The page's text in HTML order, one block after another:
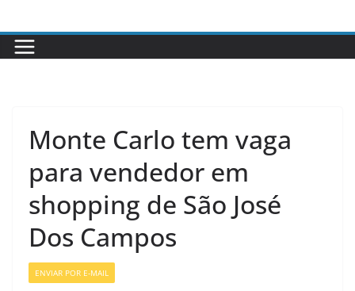
para
o
Monte Carlo tem vaga
para vendedor em
shopping de São José
Dos Campos
ENVIAR POR E-MAIL